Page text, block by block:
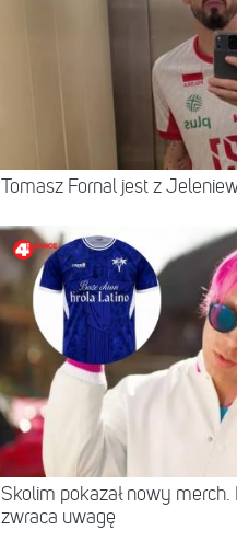
Tomasz Fornal jest z
Skolim pokazał nowy
zwraca uwagę